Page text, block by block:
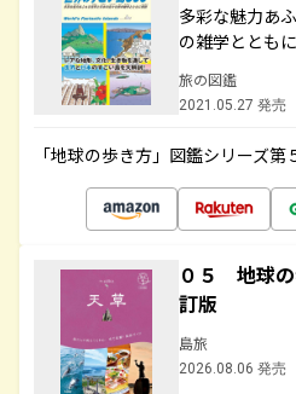
多彩な魅力あ
の雑学ととも
旅の図鑑
2021.05.27 発売
「地球の歩き方」図鑑シリーズ第
０５ 地球
訂版
島旅
2026.08.06 発売